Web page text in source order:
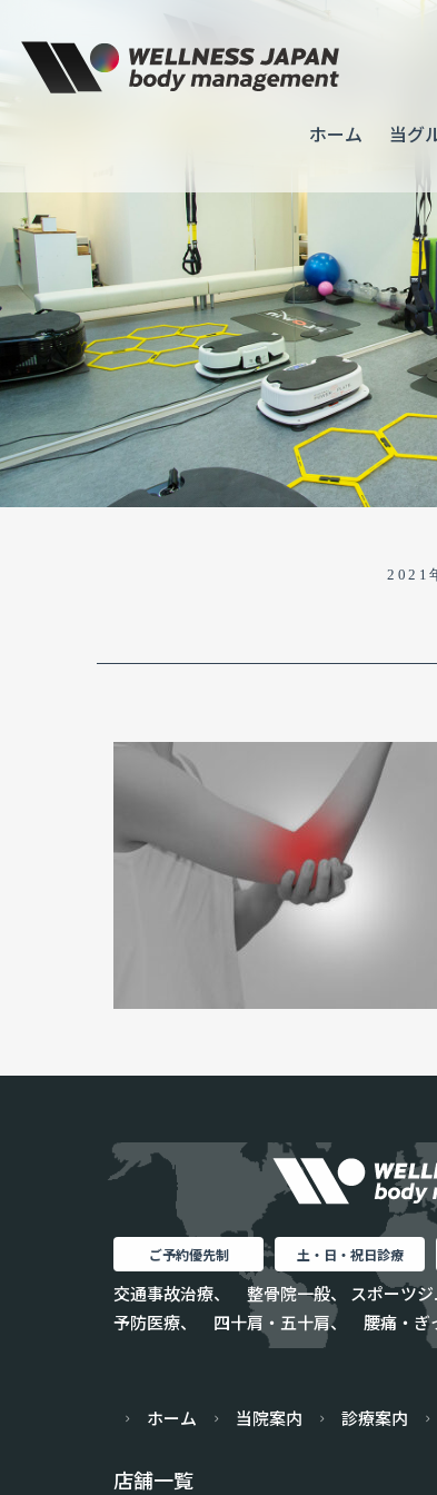
ホーム 当グ
2021
ご予約優先制 土・日・祝日診療
交通事故治療、 整骨院一般、 スポーツ
予防医療、 四十肩・五十肩、 腰痛・ぎ
ホーム
当院案内 診療案内
店舗一覧